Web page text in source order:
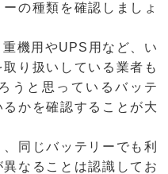
の種類を確認しましょ
機用やUPS用など、い
り扱いしている業者も
うと思っているバッテ
かを確認することが大
同じバッテリーでも利
なることは認識してお